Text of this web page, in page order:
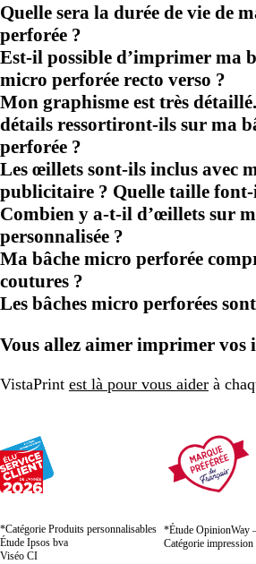
Quelle sera la durée de vie de
perforée ?
Est-il possible d’imprimer ma
micro perforée recto verso ?
Mon graphisme est très
détails ressortiront-ils sur ma
perforée ?
Les œillets sont-ils inclus avec
publicitaire ? Quelle taille font-
Combien y a-t-il d’œillets sur
personnalisée ?
Ma bâche micro perforée
coutures ?
Les bâches micro perforées
Vous allez aimer imprimer vos
VistaPrint est là pour vous aider à
*Catégorie Produits personnalisables
Étude Ipsos bva
Viséo CI
*Étude OpinionWay
Catégorie impression